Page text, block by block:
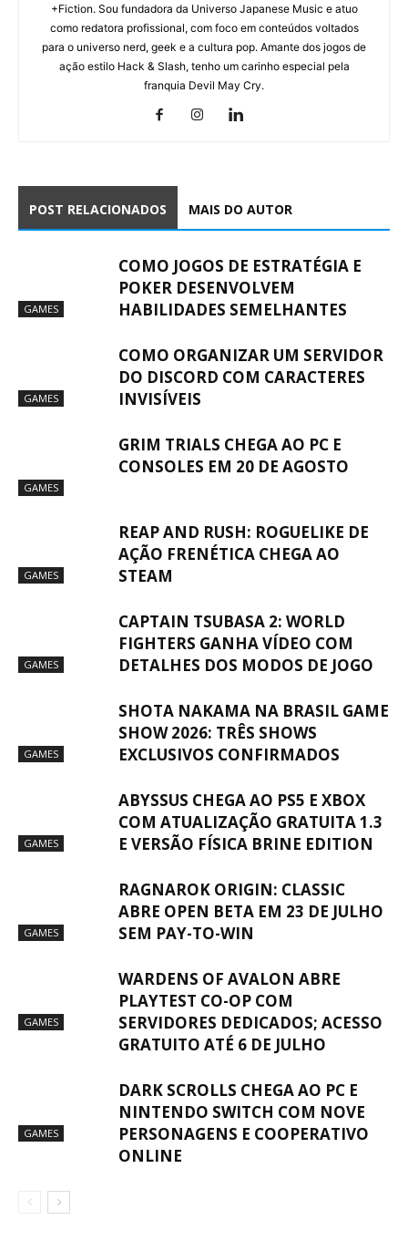
+Fiction. Sou fundadora da Universo Japanese Music e atuo
como redatora profissional, com foco em conteúdos voltados
para o universo nerd, geek e a cultura pop. Amante dos jogos de
ação estilo Hack & Slash, tenho um carinho especial pela
franquia Devil May Cry.
POST RELACIONADOS MAIS DO AUTOR
GAMES
COMO JOGOS DE ESTRATÉGIA E
POKER DESENVOLVEM
HABILIDADES SEMELHANTES
GAMES
COMO ORGANIZAR UM SERVIDOR
DO DISCORD COM CARACTERES
INVISÍVEIS
GAMES
GRIM TRIALS CHEGA AO PC E
CONSOLES EM 20 DE AGOSTO
GAMES
REAP AND RUSH: ROGUELIKE DE
AÇÃO FRENÉTICA CHEGA AO
STEAM
GAMES
CAPTAIN TSUBASA 2: WORLD
FIGHTERS GANHA VÍDEO COM
DETALHES DOS MODOS DE JOGO
GAMES
SHOTA NAKAMA NA BRASIL GAME
SHOW 2026: TRÊS SHOWS
EXCLUSIVOS CONFIRMADOS
GAMES
ABYSSUS CHEGA AO PS5 E XBOX
COM ATUALIZAÇÃO GRATUITA 1.3
E VERSÃO FÍSICA BRINE EDITION
GAMES
RAGNAROK ORIGIN: CLASSIC
ABRE OPEN BETA EM 23 DE JULHO
SEM PAY-TO-WIN
GAMES
WARDENS OF AVALON ABRE
PLAYTEST CO-OP COM
SERVIDORES DEDICADOS; ACESSO
GRATUITO ATÉ 6 DE JULHO
GAMES
DARK SCROLLS CHEGA AO PC E
NINTENDO SWITCH COM NOVE
PERSONAGENS E COOPERATIVO
ONLINE